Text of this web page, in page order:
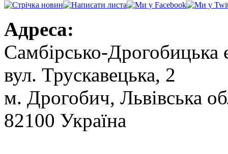
Адреса:
Самбірсько-Дрогобицька
вул. Трускавецька, 2
м. Дрогобич, Львівська
82100 Україна